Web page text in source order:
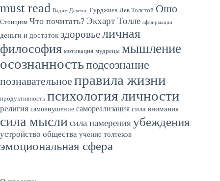
must read Вадим Демчог Гурджиев Лев Толстой Ошо
Стоицизм Что почитать? Экхарт Толле аффирмации
деньги и достаток здоровьеличная
философия мотивация мудрецы мышление
осознанностьподсознание
познавательное правила жизни
продуктивность психология личности
религия самовнушение самореализация сила внимания
сила мыслисила намеренияубеждения
устройство общества учение толтеков
эмоциональная сфера